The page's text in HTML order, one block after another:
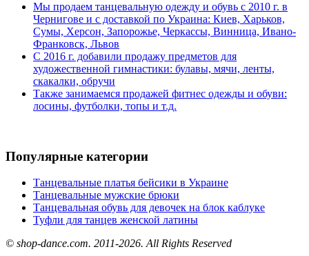
Мы продаем танцевальную одежду и обувь с 2010 г. в
Чернигове и с доставкой по Украина: Киев, Харьков,
Сумы, Херсон, Запорожье, Черкассы, Винница, Ивано-
Франковск, Львов
С 2016 г. добавили продажу предметов для
художественной гимнастики: булавы, мячи, ленты,
скакалки, обручи
Также занимаемся продажей фитнес одежды и обуви:
лосины, футболки, топы и т.д.
Популярные категории
Танцевальные платья бейсики в Украине
Танцевальные мужские брюки
Танцевальная обувь для девочек на блок каблуке
Туфли для танцев женской латины
© shop-dance.com. 2011-2026. All Rights Reserved